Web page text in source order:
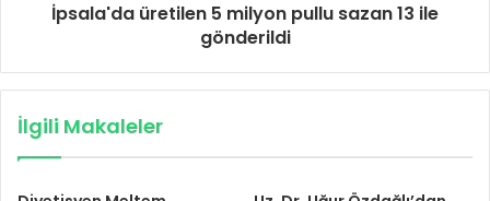
İpsala'da üretilen 5 milyon pullu sazan 13 ile
gönderildi
İlgili Makaleler